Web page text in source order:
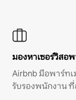
มองหาเซอร์วิสอ
Airbnb มีอพาร์ท
รับรองพนักงาน